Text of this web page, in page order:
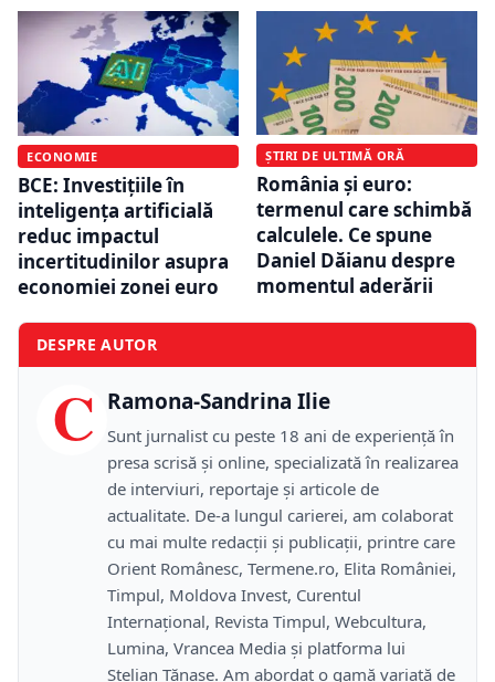
ECONOMIE
BCE: Investițiile în
inteligența artificială
reduc impactul
incertitudinilor asupra
economiei zonei euro
ȘTIRI DE ULTIMĂ ORĂ
România și euro:
termenul care schimbă
calculele. Ce spune
Daniel Dăianu despre
momentul aderării
DESPRE AUTOR
C Ramona-Sandrina Ilie
Sunt jurnalist cu peste 18 ani de experiență în
presa scrisă și online, specializată în realizarea
de interviuri, reportaje și articole de
actualitate. De-a lungul carierei, am colaborat
cu mai multe redacții și publicații, printre care
Orient Românesc, Termene.ro, Elita României,
Timpul, Moldova Invest, Curentul
Internațional, Revista Timpul, Webcultura,
Lumina, Vrancea Media și platforma lui
Stelian Tănase. Am abordat o gamă variată de